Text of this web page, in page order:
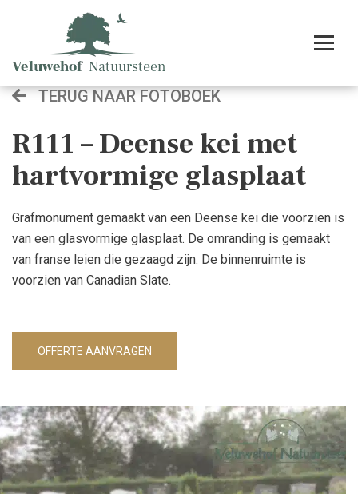
TERUG NAAR FOTOBOEK
R111 – Deense kei met
hartvormige glasplaat
Grafmonument gemaakt van een Deense kei die voorzien is
van een glasvormige glasplaat. De omranding is gemaakt
van franse leien die gezaagd zijn. De binnenruimte is
voorzien van Canadian Slate.
OFFERTE AANVRAGEN